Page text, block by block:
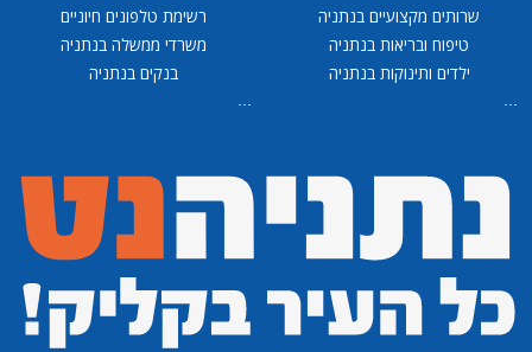
שרותים מקצועיים בנתניה
טיפוח ובריאות בנתניה
ילדים ותינוקות בנתניה
רשימת טלפונים חיוניים
משרדי ממשלה בנתניה
בנקים בנתניה